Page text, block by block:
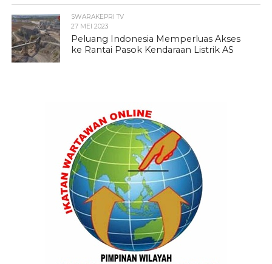
SWARAKEPRI TV
27 MEI 2023
Peluang Indonesia Memperluas Akses
ke Rantai Pasok Kendaraan Listrik AS